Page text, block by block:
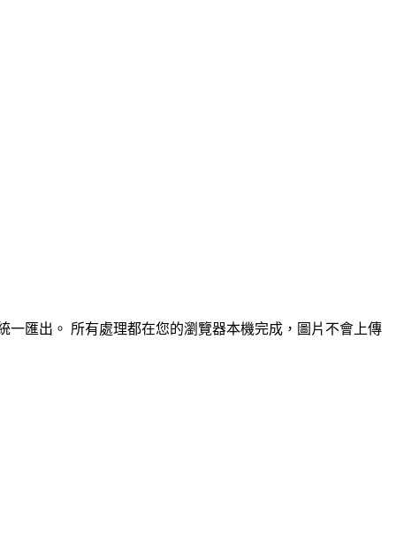
一匯出。 所有處理都在您的瀏覽器本機完成，圖片不會上傳